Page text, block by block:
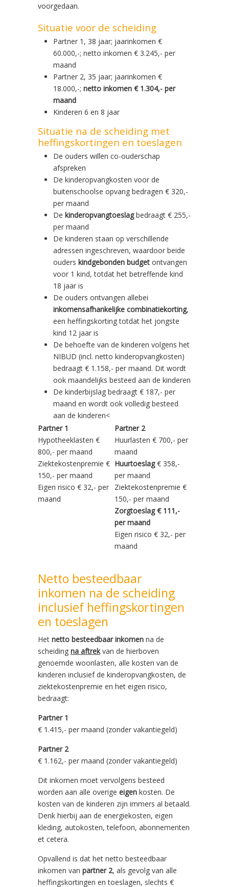
voorgedaan.
Situatie voor de scheiding
Partner 1, 38 jaar; jaarinkomen €
60.000,-; netto inkomen € 3.245,- per
maand
Partner 2, 35 jaar; jaarinkomen €
18.000,-; netto inkomen € 1.304,- per
maand
Kinderen 6 en 8 jaar
Situatie na de scheiding met
heffingskortingen en toeslagen
De ouders willen co-ouderschap
afspreken
De kinderopvangkosten voor de
buitenschoolse opvang bedragen € 320,-
per maand
De kinderopvangtoeslagbedraagt € 255,-
per maand
De kinderen staan op verschillende
adressen ingeschreven, waardoor beide
ouders kindgebonden budget ontvangen
voor 1 kind, totdat het betreffende kind
18 jaar is
De ouders ontvangen allebei
inkomensafhankelijke combinatiekorting,
een heffingskorting totdat het jongste
kind 12 jaar is
De behoefte van de kinderen volgens het
NIBUD (incl. netto kinderopvangkosten)
bedraagt € 1.158,- per maand. Dit wordt
ook maandelijks besteed aan de kinderen
De kinderbijslag bedraagt € 187,- per
maand en wordt ook volledig besteed
aan de kinderen<
Partner 1
Partner 2
Hypotheeklasten €
800,- per maand
Huurlasten € 700,- per
maand
Ziektekostenpremie €
150,- per maand
Huurtoeslag€ 358,-
per maand
Eigen risico € 32,- per
maand
Ziektekostenpremie €
150,- per maand
Zorgtoeslag € 111,-
per maand
Eigen risico € 32,- per
maand
Netto besteedbaar
inkomen na de scheiding
inclusief heffingskortingen
en toeslagen
Het netto besteedbaar inkomen na de
scheiding na aftrekvan de hierboven
genoemde woonlasten, alle kosten van de
kinderen inclusief de kinderopvangkosten, de
ziektekostenpremie en het eigen risico,
bedraagt:
Partner 1
€ 1.415,- per maand (zonder vakantiegeld)
Partner 2
€ 1.162,- per maand (zonder vakantiegeld)
Dit inkomen moet vervolgens besteed
worden aan alle overige eigen kosten. De
kosten van de kinderen zijn immers al betaald.
Denk hierbij aan de energiekosten, eigen
kleding, autokosten, telefoon, abonnementen
et cetera.
Opvallend is dat het netto besteedbaar
inkomen van partner 2, als gevolg van alle
heffingskortingen en toeslagen, slechts €